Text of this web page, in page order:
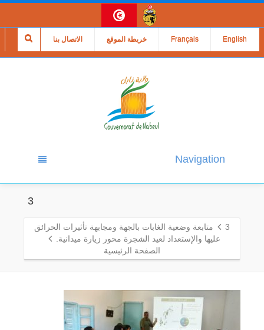
الاتصال بنا خريطة الموقع Français English
Navigation
3
3
متابعة وضعية الغابات بالجهة ومجابهة تأثيرات الحرائق
عليها والإستعداد لعيد الشجرة محور زيارة ميدانية.
الصفحة الرئيسية